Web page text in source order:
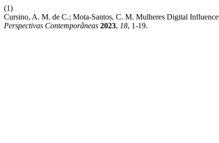
(1)
Cursino, A. M. de C.; Mota-Santos, C. M. Mulheres Digital
Perspectivas Contemporâneas 2023, 18, 1-19.